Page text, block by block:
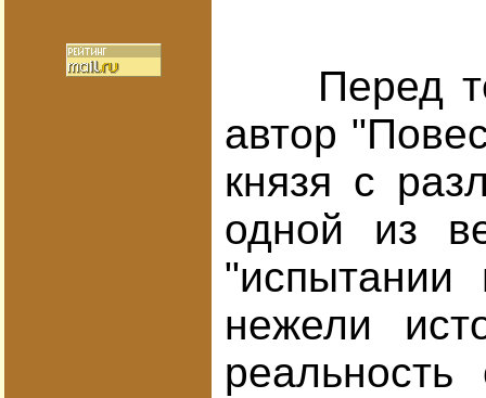
Перед
автор
князя с
одной из
"испытании
нежели